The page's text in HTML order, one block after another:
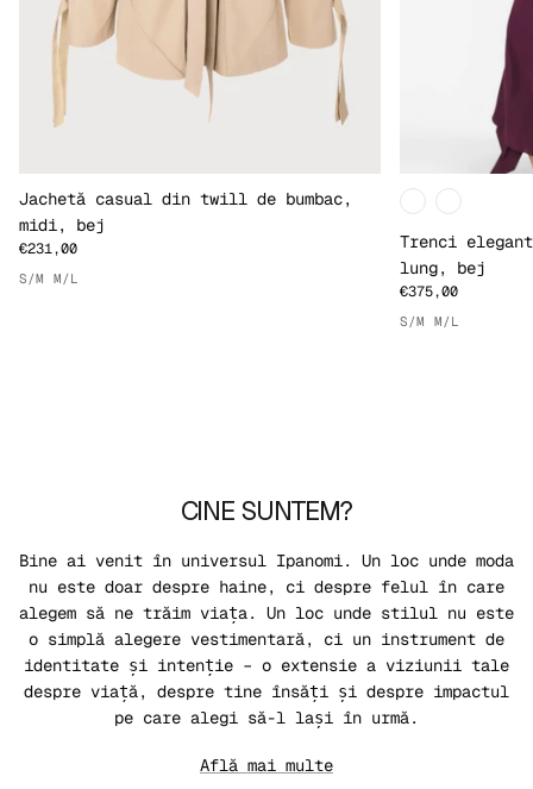
Jachetă casual din twill de bumbac,
midi, bej
€231,00
S/M M/L
Trenci
lung, bej
€375,00
S/M M/L
CINE SUNTEM?
Bine ai venit în universul Ipanomi. Un loc unde moda
nu este doar despre haine, ci despre felul în care
alegem să ne trăim viața. Un loc unde stilul nu este
o simplă alegere vestimentară, ci un instrument de
identitate și intenție – o extensie a viziunii tale
despre viață, despre tine însăți și despre impactul
pe care alegi să-l lași în urmă.
Află mai multe